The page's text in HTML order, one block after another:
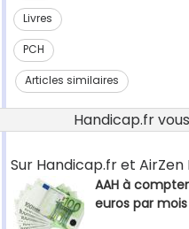
Livres
PCH
Articles similaires
Handicap.fr
Sur Handicap.fr et AirZen
AAH à compter
euros par mois